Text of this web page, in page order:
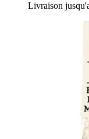
Livraison